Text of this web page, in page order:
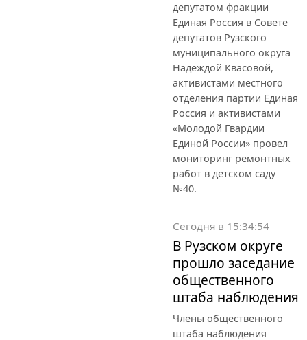
депутатом фракции
Единая Россия в Совете
депутатов Рузского
муниципального округа
Надеждой Квасовой,
активистами местного
отделения партии Единая
Россия и активистами
«Молодой Гвардии
Единой России» провел
мониторинг ремонтных
работ в детском саду
№40.
Сегодня в 15:34:54
В Рузском округе
прошло заседание
общественного
штаба наблюдения
Члены общественного
штаба наблюдения